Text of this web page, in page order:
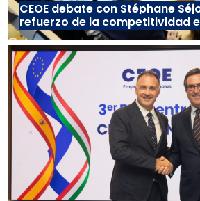
CEOE debate con Stéphane
refuerzo de la competitividad